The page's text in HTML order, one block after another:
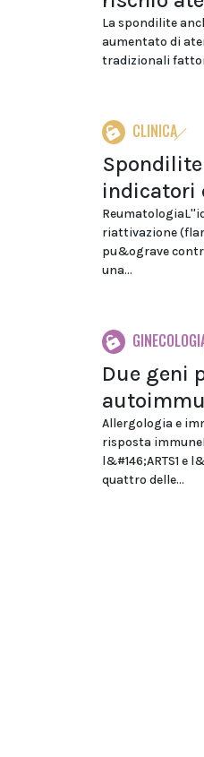
La spondilite
aumentato di
tradizionali
CLINICA
indicatori
riattivazione
pu&ograve
una...
Due geni
Allergologia e
risposta
l&#146;ARTS1 e
quattro delle...